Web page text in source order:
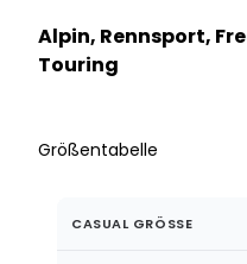
Alpin, Rennsport,
Touring
Größentabelle
CASUAL GRÖSSE